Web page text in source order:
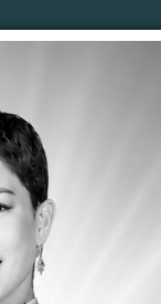
รับเรื่องร้องเรียน
ตอบคำถามQ&A